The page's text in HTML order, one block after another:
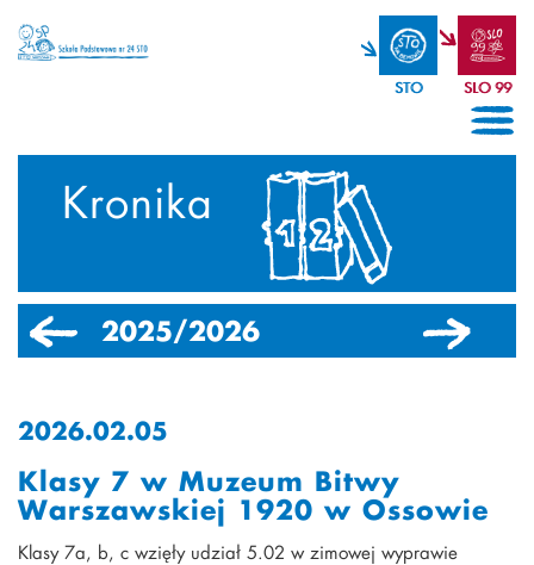
STO SLO 99
Kronika
2025/2026 2024/2025
2026.02.05
Klasy 7 w Muzeum Bitwy
Warszawskiej 1920 w Ossowie
Klasy 7a, b, c wzięły udział 5.02 w zimowej wyprawie